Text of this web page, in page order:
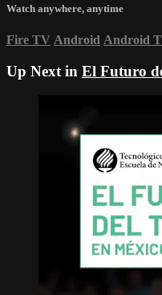
Watch anywhere, anytime
Fire TV Android Android
Up Next in El Futuro